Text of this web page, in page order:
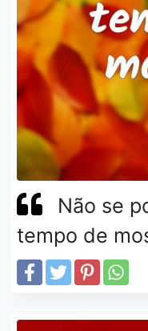
Não se
tempo de